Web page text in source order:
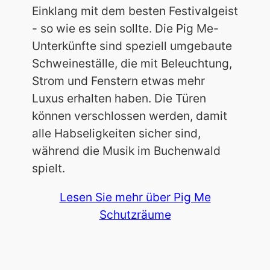
Einklang mit dem besten Festivalgeist
- so wie es sein sollte. Die Pig Me-
Unterkünfte sind speziell umgebaute
Schweineställe, die mit Beleuchtung,
Strom und Fenstern etwas mehr
Luxus erhalten haben. Die Türen
können verschlossen werden, damit
alle Habseligkeiten sicher sind,
während die Musik im Buchenwald
spielt.
Lesen Sie mehr über Pig Me
Schutzräume